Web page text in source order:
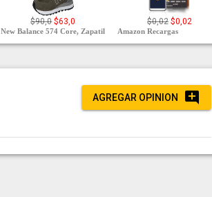
$90,0 $63,0
New Balance 574 Core, Zapatil
$0,02 $0,02
Amazon Recargas
AGREGAR OPINION